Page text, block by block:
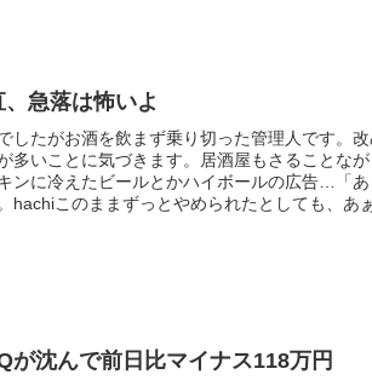
、急落は怖いよ
したがお酒を飲まず乗り切った管理人です。
多いことに気づきます。居酒屋もさることな
ンに冷えたビールとかハイボールの広告…「
hachiこのままずっとやめられたとしても、あぁ
が沈んで前日比マイナス118万円